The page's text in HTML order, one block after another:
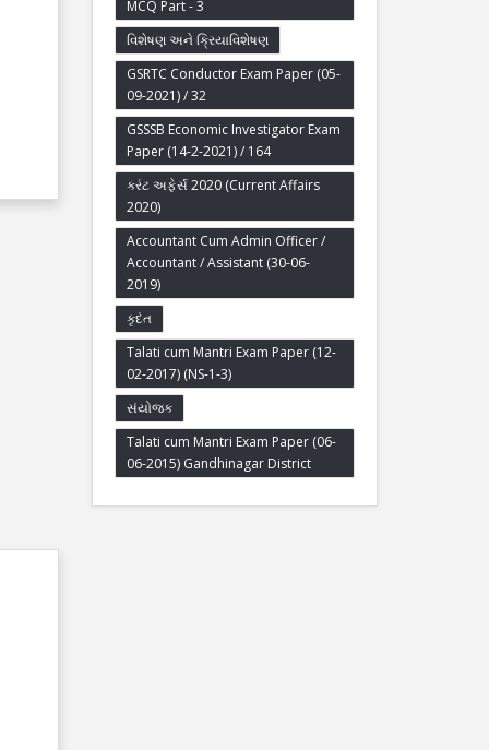
MCQ Part - 3
વિશેષણ અને ક્રિયાવિશેષણ
GSRTC Conductor Exam Paper (05-
09-2021) / 32
GSSSB Economic Investigator Exam
Paper (14-2-2021) / 164
કરંટ અફેર્સ 2020 (Current Affairs
2020)
Accountant Cum Admin Officer /
Accountant / Assistant (30-06-
2019)
કૃદંત
Talati cum Mantri Exam Paper (12-
02-2017) (NS-1-3)
સંયોજક
Talati cum Mantri Exam Paper (06-
06-2015) Gandhinagar District